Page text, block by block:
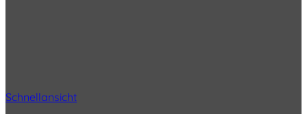
Schnellansicht